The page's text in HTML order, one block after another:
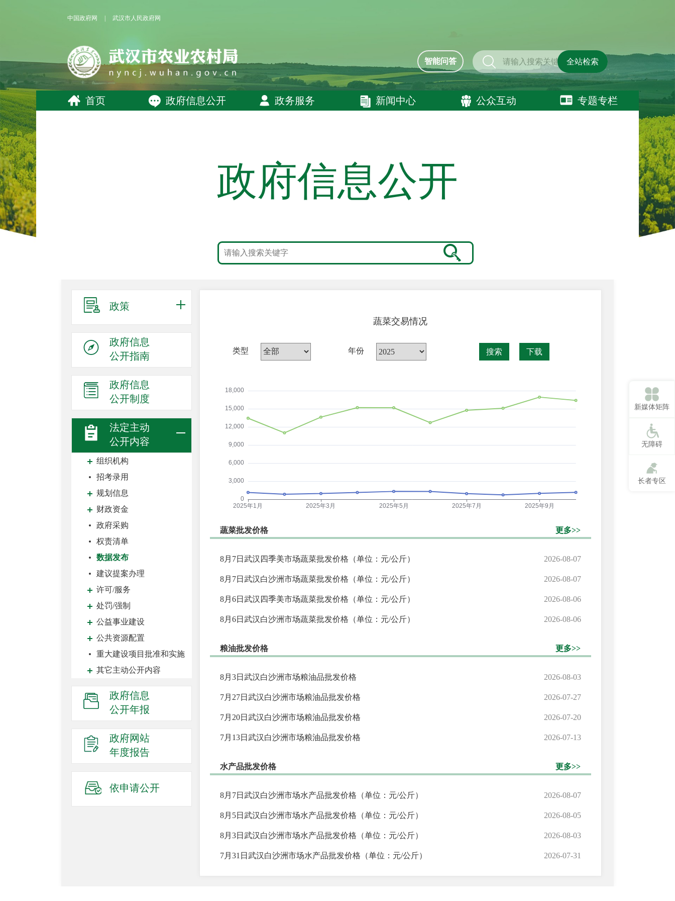
中国政府网 武汉市人民政府网
智能问答 全站检索
首页 政府信息公开 政务服务 新闻中心 公众互动 专题专栏
政府信息公开
政策
政府信息
公开指南
政府信息
公开制度
法定主动
公开内容
组织机构
招考录用
规划信息
财政资金
政府采购
权责清单
数据发布
建议提案办理
许可/服务
处罚/强制
公益事业建设
公共资源配置
重大建设项目批准和实施
其它主动公开内容
政府信息
公开年报
政府网站
年度报告
依申请公开
蔬菜交易情况
类型 年份 搜索 下载
蔬菜批发价格 更多>>
8月7日武汉四季美市场蔬菜批发价格（单位：元/公斤） 2026-08-07
8月7日武汉白沙洲市场蔬菜批发价格（单位：元/公斤） 2026-08-07
8月6日武汉四季美市场蔬菜批发价格（单位：元/公斤） 2026-08-06
8月6日武汉白沙洲市场蔬菜批发价格（单位：元/公斤） 2026-08-06
粮油批发价格 更多>>
8月3日武汉白沙洲市场粮油品批发价格 2026-08-03
7月27日武汉白沙洲市场粮油品批发价格 2026-07-27
7月20日武汉白沙洲市场粮油品批发价格 2026-07-20
7月13日武汉白沙洲市场粮油品批发价格 2026-07-13
水产品批发价格 更多>>
8月7日武汉白沙洲市场水产品批发价格（单位：元/公斤） 2026-08-07
8月5日武汉白沙洲市场水产品批发价格（单位：元/公斤） 2026-08-05
8月3日武汉白沙洲市场水产品批发价格（单位：元/公斤） 2026-08-03
7月31日武汉白沙洲市场水产品批发价格（单位：元/公斤） 2026-07-31
新媒体矩阵
无障碍
长者专区